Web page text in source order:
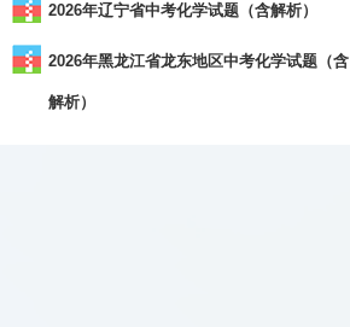
2026年辽宁省中考化学试题（含解析）
2026年黑龙江省龙东地区中考化学试题（含
解析）